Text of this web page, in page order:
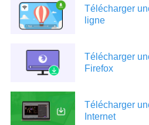
Télécharger
ligne
Télécharger
Firefox
Télécharger
Internet